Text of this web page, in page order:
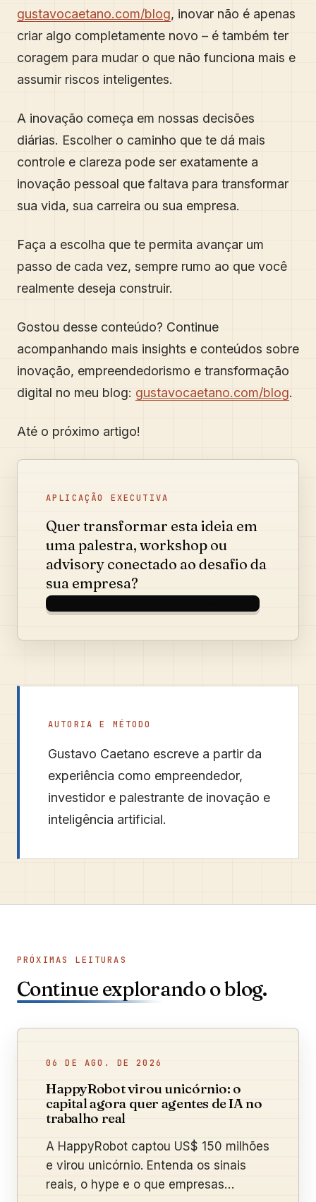
gustavocaetano.com/blog, inovar não é apenas
criar algo completamente novo – é também ter
coragem para mudar o que não funciona mais e
assumir riscos inteligentes.
A inovação começa em nossas decisões
diárias. Escolher o caminho que te dá mais
controle e clareza pode ser exatamente a
inovação pessoal que faltava para transformar
sua vida, sua carreira ou sua empresa.
Faça a escolha que te permita avançar um
passo de cada vez, sempre rumo ao que você
realmente deseja construir.
Gostou desse conteúdo? Continue
acompanhando mais insights e conteúdos sobre
inovação, empreendedorismo e transformação
digital no meu blog: gustavocaetano.com/blog.
Até o próximo artigo!
APLICAÇÃO EXECUTIVA
Quer transformar esta ideia em
uma palestra, workshop ou
advisory conectado ao desafio da
sua empresa?
Conversar sobre o resultado esperado
AUTORIA E MÉTODO
Gustavo Caetano escreve a partir da
experiência como empreendedor,
investidor e palestrante de inovação e
inteligência artificial.
PRÓXIMAS LEITURAS
Continue explorando o blog.
06 DE AGO. DE 2026
HappyRobot virou unicórnio: o
capital agora quer agentes de IA no
trabalho real
A HappyRobot captou US$ 150 milhões
e virou unicórnio. Entenda os sinais
reais, o hype e o que empresas